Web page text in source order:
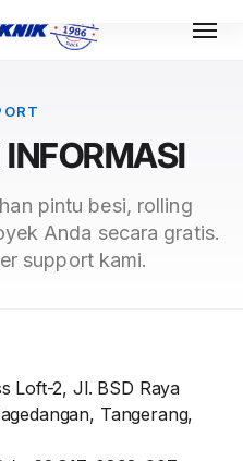
pintu besi, rolling
Anda secara gratis.
support kami.
Loft-2, Jl. BSD Raya
Tangerang,